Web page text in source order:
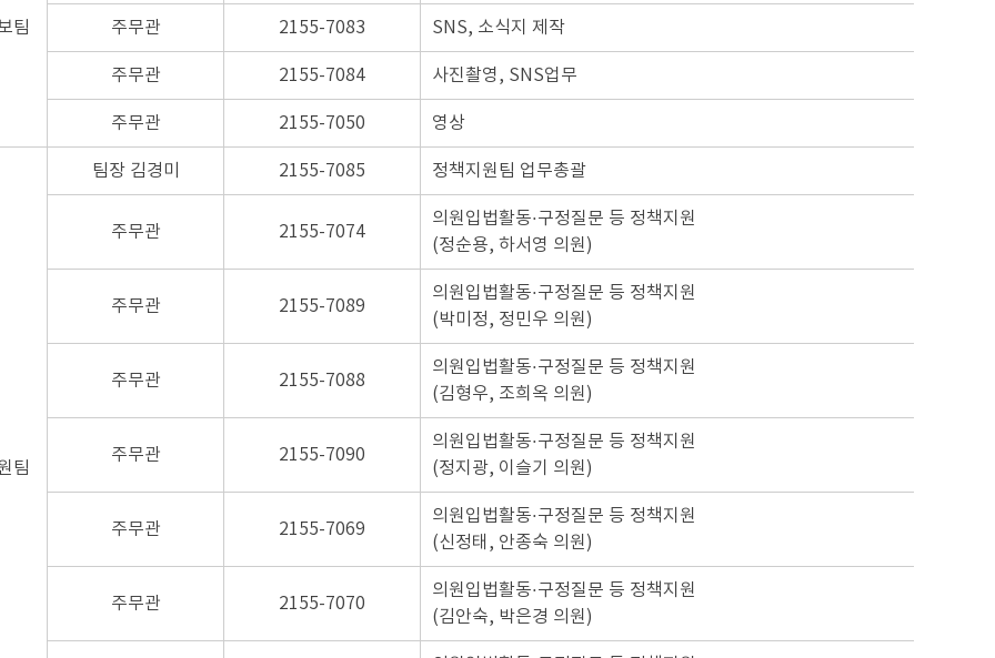
팀 주무관 2155-7083 SNS, 소식지 제작
주무관 2155-7084 사진촬영, SNS업무
주무관 2155-7050 영상
팀
팀장 김경미 2155-7085 정책지원팀 업무총괄
주무관 2155-7074
의원입법활동·구정질문 등 정책지원
(정순용, 하서영 의원)
주무관 2155-7089
의원입법활동·구정질문 등 정책지원
(박미정, 정민우 의원)
주무관 2155-7088
의원입법활동·구정질문 등 정책지원
(김형우, 조희옥 의원)
주무관 2155-7090
의원입법활동·구정질문 등 정책지원
(정지광, 이슬기 의원)
주무관 2155-7069
의원입법활동·구정질문 등 정책지원
(신정태, 안종숙 의원)
주무관 2155-7070
의원입법활동·구정질문 등 정책지원
(김안숙, 박은경 의원)